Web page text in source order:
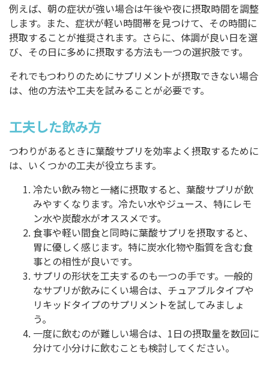
例えば、朝の症状が強い場合は午後や夜に摂取時間を調整
します。また、症状が軽い時間帯を見つけて、その時間に
摂取することが推奨されます。さらに、体調が良い日を選
び、その日に多めに摂取する方法も一つの選択肢です。
それでもつわりのためにサプリメントが摂取できない場合
は、他の方法や工夫を試みることが必要です。
工夫した飲み方
つわりがあるときに葉酸サプリを効率よく摂取するために
は、いくつかの工夫が役立ちます。
冷たい飲み物と一緒に摂取すると、葉酸サプリが飲
みやすくなります。冷たい水やジュース、特にレモ
ン水や炭酸水がオススメです。
食事や軽い間食と同時に葉酸サプリを摂取すると、
胃に優しく感じます。特に炭水化物や脂質を含む食
事との相性が良いです。
サプリの形状を工夫するのも一つの手です。一般的
なサプリが飲みにくい場合は、チュアブルタイプや
リキッドタイプのサプリメントを試してみましょ
う。
一度に飲むのが難しい場合は、1日の摂取量を数回に
分けて小分けに飲むことも検討してください。